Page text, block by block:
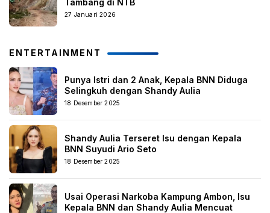
Tambang di NTB
27 Januari 2026
ENTERTAINMENT
Punya Istri dan 2 Anak, Kepala BNN Diduga
Selingkuh dengan Shandy Aulia
18 Desember 2025
Shandy Aulia Terseret Isu dengan Kepala
BNN Suyudi Ario Seto
18 Desember 2025
Usai Operasi Narkoba Kampung Ambon, Isu
Kepala BNN dan Shandy Aulia Mencuat